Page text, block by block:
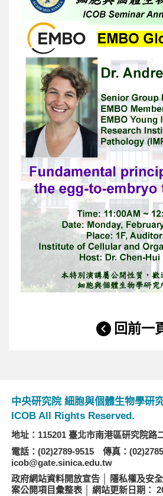
回前一
中央研究院 細胞與個體生物學研
ICOB All Rights Reserved.
地址：115201 臺北市南港區研究院路
電話：(02)2789-9515 傳真：
icob@gate.sinica.edu.tw
政府網站資料開放宣告
隱私權及安
案公開項目彙整表 │ 網站更新日期：